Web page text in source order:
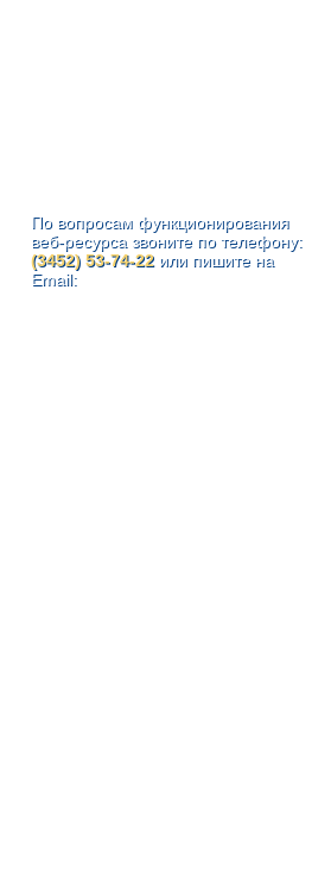
По вопросам функционирования
веб-ресурса звоните по телефону:
(3452) 53-74-22 или пишите на
Email: